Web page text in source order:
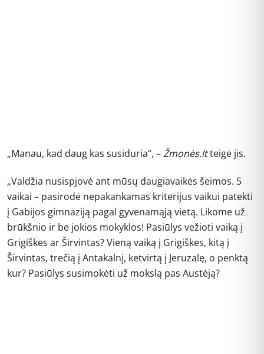
„Manau, kad daug kas susiduria“, –Žmonės.ltteigė jis.
„Valdžia nusispjovė ant mūsų daugiavaikės šeimos. 5
vaikai – pasirodė nepakankamas kriterijus vaikui patekti
į Gabijos gimnaziją pagal gyvenamąją vietą. Likome už
brūkšnio ir be jokios mokyklos! Pasiūlys vežioti vaiką į
Grigiškes ar Širvintas? Vieną vaiką į Grigiškes, kitą į
Širvintas, trečią į Antakalnį, ketvirtą į Jeruzalę, o penktą
kur? Pasiūlys susimokėti už mokslą pas Austėją?